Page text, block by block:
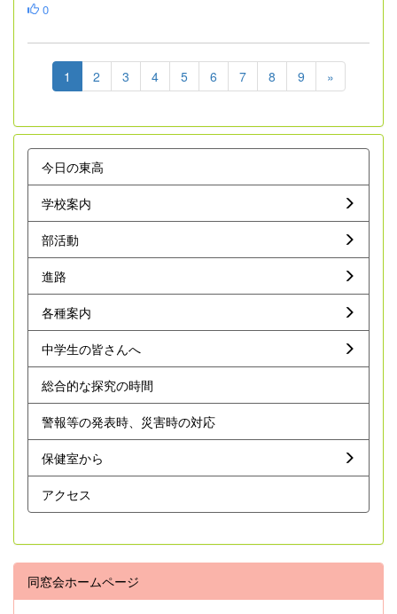
0
1 2 3 4 5 6 7 8 9 »
今日の東高
学校案内
部活動
進路
各種案内
中学生の皆さんへ
総合的な探究の時間
警報等の発表時、災害時の対応
保健室から
アクセス
同窓会ホームページ